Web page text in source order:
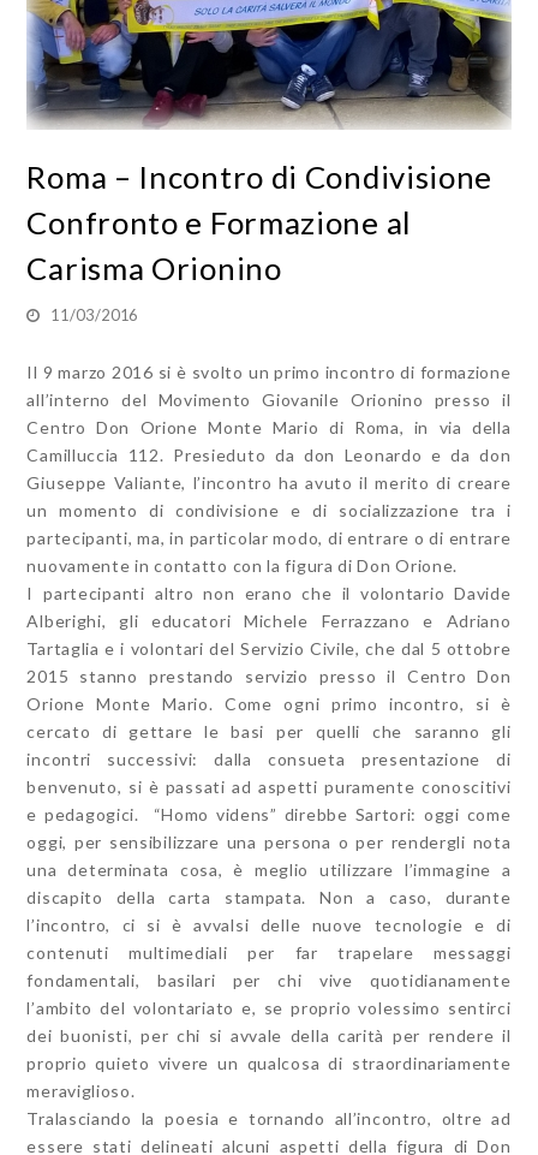
Roma – Incontro di Condivisione
Confronto e Formazione al
Carisma Orionino
11/03/2016
Il 9 marzo 2016 si è svolto un primo incontro di formazione
all’interno del Movimento Giovanile Orionino presso il
Centro Don Orione Monte Mario di Roma, in via della
Camilluccia 112. Presieduto da don Leonardo e da don
Giuseppe Valiante, l’incontro ha avuto il merito di creare
un momento di condivisione e di socializzazione tra i
partecipanti, ma, in particolar modo, di entrare o di entrare
nuovamente in contatto con la figura di Don Orione.
I partecipanti altro non erano che il volontario Davide
Alberighi, gli educatori Michele Ferrazzano e Adriano
Tartaglia e i volontari del Servizio Civile, che dal 5 ottobre
2015 stanno prestando servizio presso il Centro Don
Orione Monte Mario. Come ogni primo incontro, si è
cercato di gettare le basi per quelli che saranno gli
incontri successivi: dalla consueta presentazione di
benvenuto, si è passati ad aspetti puramente conoscitivi
e pedagogici. “Homo videns” direbbe Sartori: oggi come
oggi, per sensibilizzare una persona o per rendergli nota
una determinata cosa, è meglio utilizzare l’immagine a
discapito della carta stampata. Non a caso, durante
l’incontro, ci si è avvalsi delle nuove tecnologie e di
contenuti multimediali per far trapelare messaggi
fondamentali, basilari per chi vive quotidianamente
l’ambito del volontariato e, se proprio volessimo sentirci
dei buonisti, per chi si avvale della carità per rendere il
proprio quieto vivere un qualcosa di straordinariamente
meraviglioso.
Tralasciando la poesia e tornando all’incontro, oltre ad
essere stati delineati alcuni aspetti della figura di Don